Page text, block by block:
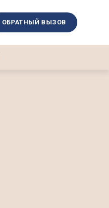
ОБРАТНЫЙ ВЫЗОВ